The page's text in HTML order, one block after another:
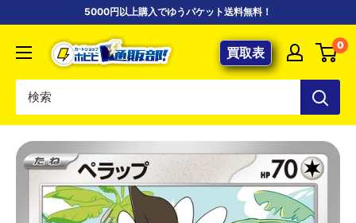
5000円以上購入でゆうパケット送料無料！
【ポ
ケ
専
門
カ
ー
ド
買取表 0